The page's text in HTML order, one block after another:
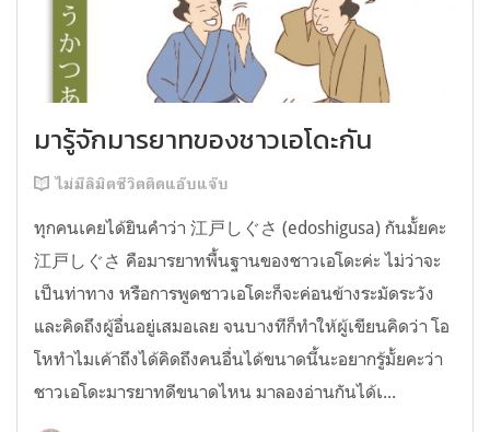
มารู้จักมารยาทของชาวเอโดะกัน
ไม่มีลิมิตชีวิตติดแอ๊บแจ๊บ
ทุกคนเคยได้ยินคำว่า 江戸しぐさ (edoshigusa) กันมั้ยคะ
江戸しぐさ คือมารยาทพื้นฐานของชาวเอโดะค่ะ ไม่ว่าจะ
เป็นท่าทาง หรือการพูดชาวเอโดะก็จะค่อนข้างระมัดระวัง
และคิดถึงผู้อื่นอยู่เสมอเลย จนบางทีก็ทำให้ผู้เขียนคิดว่า โอ
โหทำไมเค้าถึงได้คิดถึงคนอื่นได้ขนาดนี้นะอยากรู้มั้ยคะว่า
ชาวเอโดะมารยาทดีขนาดไหน มาลองอ่านกันได้เ...